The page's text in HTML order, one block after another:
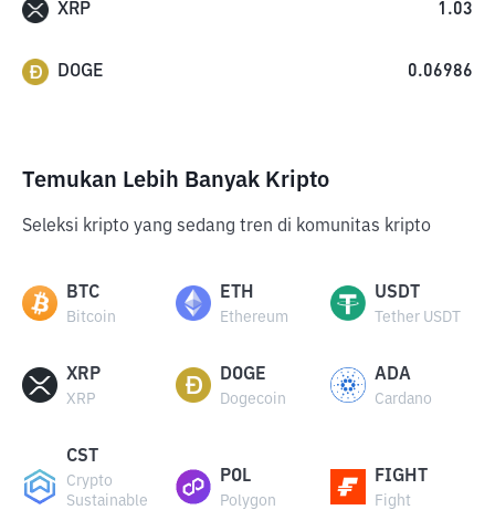
XRP 1.03
DOGE 0.06986
Temukan Lebih Banyak Kripto
Seleksi kripto yang sedang tren di komunitas kripto
BTC
Bitcoin
ETH
Ethereum
USDT
Tether USDT
XRP
XRP
DOGE
Dogecoin
ADA
Cardano
CST
Crypto
Sustainable
POL
Polygon
FIGHT
Fight